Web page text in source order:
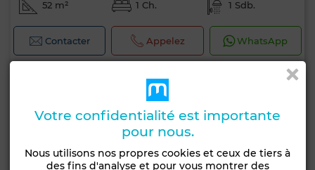
52 m² 1 Ch. 1 Sdb.
Contacter Appelez WhatsApp
Votre confidentialité est importante
pour nous.
Nous utilisons nos propres cookies et ceux de tiers à
des fins d'analyse et pour vous montrer des